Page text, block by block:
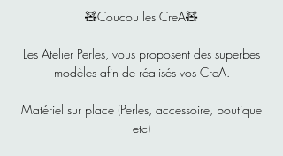
🧸Coucou les CreA🧸
Les Atelier Perles, vous proposent des superbes
modèles afin de réalisés vos CreA.
Matériel sur place (Perles, accessoire, boutique
etc)